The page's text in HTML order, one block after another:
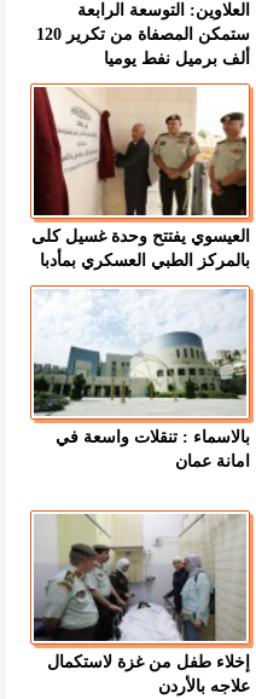
العلاوين: التوسعة الرابعة
ستمكن المصفاة من تكرير 120
ألف برميل نفط يوميا
العيسوي يفتتح وحدة غسيل كلى
بالمركز الطبي العسكري بمأدبا
بالاسماء : تنقلات واسعة في
امانة عمان
إخلاء طفل من غزة لاستكمال
علاجه بالأردن